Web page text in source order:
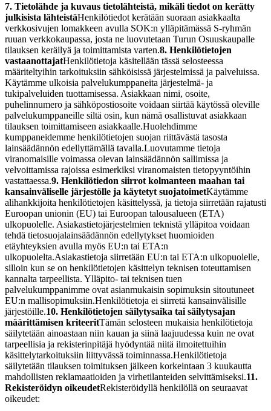
7. Tietolähde ja kuvaus tietolähteistä, mikäli tiedot on kerätty
julkisista lähteistäHenkilötiedot kerätään suoraan asiakkaalta
verkkosivujen lomakkeen avulla SOK:n ylläpitämässä S-ryhmän
ruuan verkkokaupassa, josta ne luovutetaan Turun Osuuskaupalle
tilauksen keräilyä ja toimittamista varten.8. Henkilötietojen
vastaanottajatHenkilötietoja käsitellään tässä selosteessa
määriteltyihin tarkoituksiin sähköisissä järjestelmissä ja palveluissa.
Käytämme ulkoisia palvelukumppaneita järjestelmä- ja
tukipalveluiden tuottamisessa. Asiakkaan nimi, osoite,
puhelinnumero ja sähköpostiosoite voidaan siirtää käytössä oleville
palvelukumppaneille siltä osin, kun nämä osallistuvat asiakkaan
tilauksen toimittamiseen asiakkaalle.Huolehdimme
kumppaneidemme henkilötietojen suojan riittävästä tasosta
lainsäädännön edellyttämällä tavalla.Luovutamme tietoja
viranomaisille voimassa olevan lainsäädännön sallimissa ja
velvoittamissa rajoissa esimerkiksi viranomaisten tietopyyntöihin
vastattaessa.9. Henkilötiedon siirrot kolmanteen maahan tai
kansainväliselle järjestölle ja käytetyt suojatoimetKäytämme
alihankkijoita henkilötietojen käsittelyssä, ja tietoja siirretään rajatusti
Euroopan unionin (EU) tai Euroopan talousalueen (ETA)
ulkopuolelle. Asiakastietojärjestelmien teknistä ylläpitoa voidaan
tehdä tietosuojalainsäädännön edellytykset huomioiden
etäyhteyksien avulla myös EU:n tai ETA:n
ulkopuolelta.Asiakastietoja siirretään EU:n tai ETA:n ulkopuolelle,
silloin kun se on henkilötietojen käsittelyn teknisen toteuttamisen
kannalta tarpeellista. Ylläpito- tai teknisen tuen
palvelukumppanimme ovat asianmukaisin sopimuksin sitoutuneet
EU:n mallisopimuksiin.Henkilötietoja ei siirretä kansainvälisille
järjestöille.10. Henkilötietojen säilytysaika tai säilytysajan
määrittämisen kriteeritTämän selosteen mukaisia henkilötietoja
säilytetään ainoastaan niin kauan ja siinä laajuudessa kuin ne ovat
tarpeellisia ja rekisterinpitäjä hyödyntää niitä ilmoitettuihin
käsittelytarkoituksiin liittyvässä toiminnassa.Henkilötietoja
säilytetään tilauksen toimituksen jälkeen korkeintaan 3 kuukautta
mahdollisten reklamaatioiden ja virhetilanteiden selvittämiseksi.11.
Rekisteröidyn oikeudetRekisteröidyllä henkilöllä on seuraavat
oikeudet: